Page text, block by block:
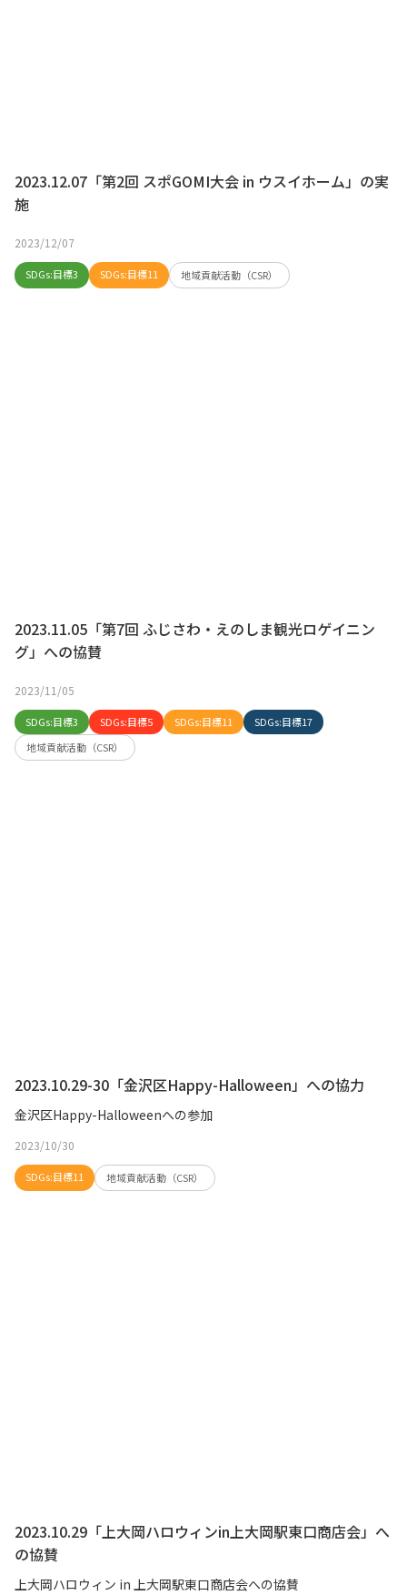
2023.12.07「第2回 スポGOMI大会 in ウスイホーム」の実
施
2023/12/07
SDGs:目標3 SDGs:目標11 地域貢献活動（CSR）
2023.11.05「第7回 ふじさわ・えのしま観光ロゲイニン
グ」への協賛
2023/11/05
SDGs:目標3 SDGs:目標5 SDGs:目標11
SDGs:目標17
地域貢献活動（CSR）
2023.10.29-30「金沢区Happy-Halloween」への協力
金沢区Happy-Halloweenへの参加
2023/10/30
SDGs:目標11 地域貢献活動（CSR）
2023.10.29「上大岡ハロウィンin上大岡駅東口商店会」へ
の協賛
上大岡ハロウィン in 上大岡駅東口商店会への協賛